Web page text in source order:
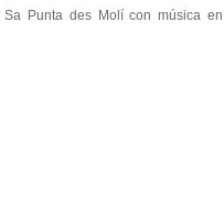
Punta des Molí con música en